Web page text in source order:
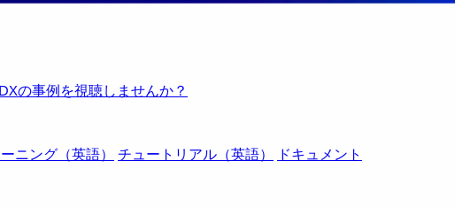
の事例を視聴しませんか？
ニング（英語） チュートリアル（英語）
ドキュメント